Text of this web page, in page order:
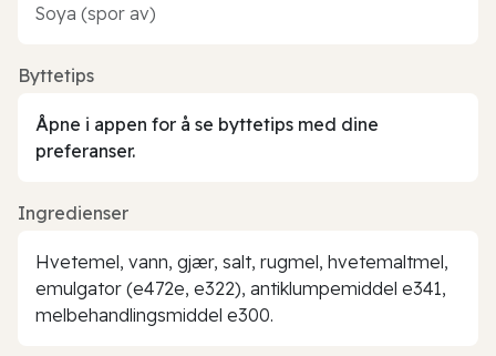
Soya (spor av)
Byttetips
Åpne i appen for å se byttetips med dine
preferanser.
Ingredienser
Hvetemel, vann, gjær, salt, rugmel, hvetemaltmel,
emulgator (e472e, e322), antiklumpemiddel e341,
melbehandlingsmiddel e300.